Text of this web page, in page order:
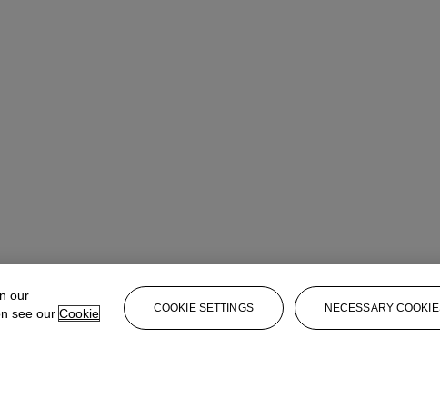
our
see our Cookie
COOKIE SETTINGS NECESSARY